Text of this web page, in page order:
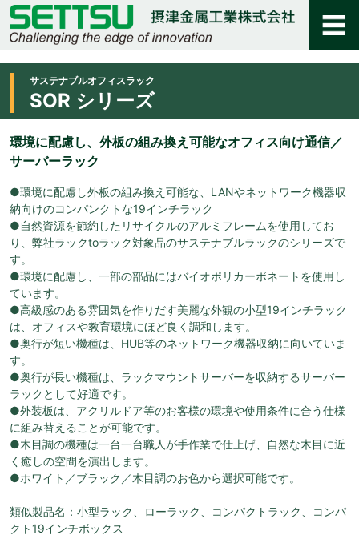
サステナブルオフィスラック
SOR シリーズ
環境に配慮し、外板の組み換え可能なオフィス向け通信／
サーバーラック
●環境に配慮し外板の組み換え可能な、LANやネットワーク機器収
納向けのコンパンクトな19インチラック
●自然資源を節約したリサイクルのアルミフレームを使用してお
り、弊社ラックtoラック対象品のサステナブルラックのシリーズで
す。
●環境に配慮し、一部の部品にはバイオポリカーボネートを使用し
ています。
●高級感のある雰囲気を作りだす美麗な外観の小型19インチラック
は、オフィスや教育環境にほど良く調和します。
●奥行が短い機種は、HUB等のネットワーク機器収納に向いていま
す。
●奥行が長い機種は、ラックマウントサーバーを収納するサーバー
ラックとして好適です。
●外装板は、アクリルドア等のお客様の環境や使用条件に合う仕様
に組み替えることが可能です。
●木目調の機種は一台一台職人が手作業で仕上げ、自然な木目に近
く癒しの空間を演出します。
●ホワイト／ブラック／木目調のお色から選択可能です。
類似製品名：小型ラック、ローラック、コンパクトラック、コンパ
クト19インチボックス